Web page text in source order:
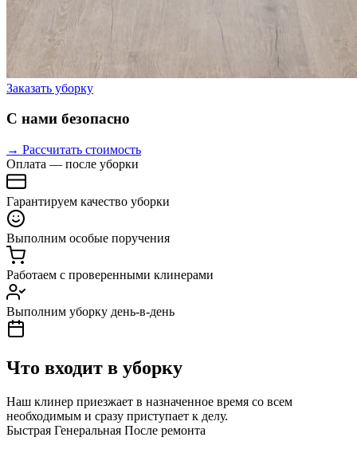
Заказать уборку
С нами безопасно
→ Рассчитать стоимость
Оплата — после уборки
Гарантируем качество уборки
Выполним особые поручения
Работаем с проверенными клинерами
Выполним уборку день-в-день
Что входит в уборку
Наш клинер приезжает в назначенное время со всем
необходимым и сразу приступает к делу.
Быстрая Генеральная После ремонта